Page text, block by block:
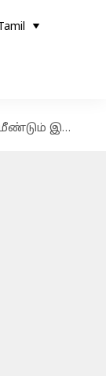
இணைகிறது ப்ரேமம் ஜோடி: நிவின் பாலியுடன் புதுப்படத்தில் இணையப்போகும் சாய் பல்லவி